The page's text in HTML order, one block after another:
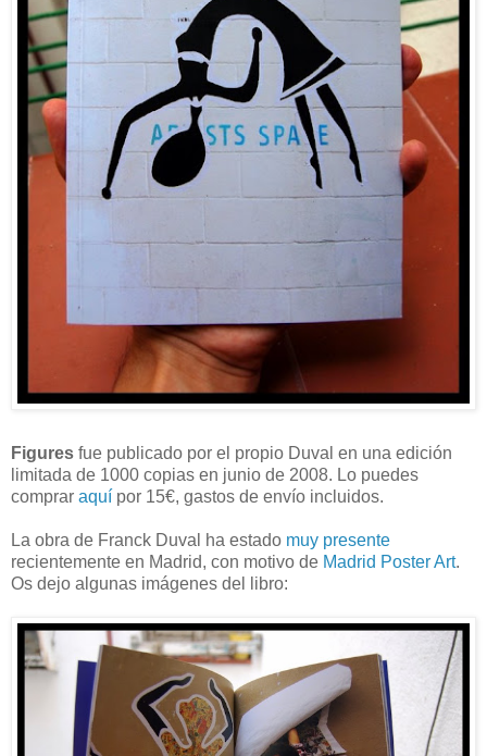
Figures fue publicado por el propio Duval en una edición
limitada de 1000 copias en junio de 2008. Lo puedes
comprar aquí por 15€, gastos de envío incluidos.
La obra de Franck Duval ha estado muy presente
recientemente en Madrid, con motivo de Madrid Poster Art.
Os dejo algunas imágenes del libro: